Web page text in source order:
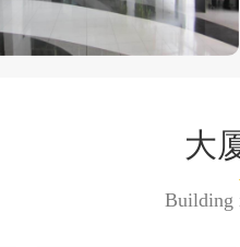
大
Building